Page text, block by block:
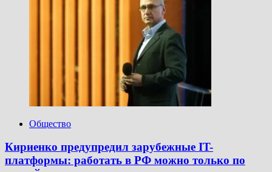
Общество
Кириенко предупредил зарубежные IT-
платформы: работать в РФ можно только по